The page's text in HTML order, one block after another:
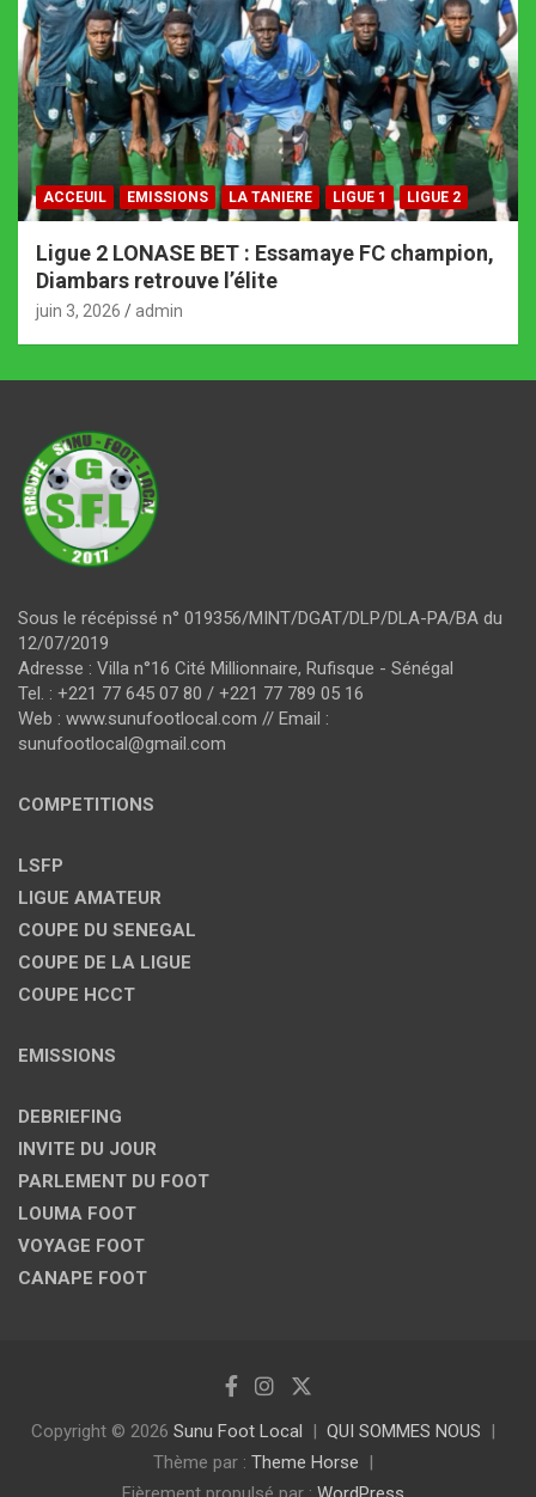
ACCEUIL EMISSIONS LA TANIERE LIGUE 1 LIGUE 2
Ligue 2 LONASE BET : Essamaye FC champion,
Diambars retrouve l’élite
juin 3, 2026 admin
Sous le récépissé n° 019356/MINT/DGAT/DLP/DLA-PA/BA du
12/07/2019
Adresse : Villa n°16 Cité Millionnaire, Rufisque - Sénégal
Tel. : +221 77 645 07 80 / +221 77 789 05 16
Web : www.sunufootlocal.com // Email :
sunufootlocal@gmail.com
COMPETITIONS
LSFP
LIGUE AMATEUR
COUPE DU SENEGAL
COUPE DE LA LIGUE
COUPE HCCT
EMISSIONS
DEBRIEFING
INVITE DU JOUR
PARLEMENT DU FOOT
LOUMA FOOT
VOYAGE FOOT
CANAPE FOOT
Copyright © 2026 Sunu Foot Local
QUI SOMMES NOUS
Thème par : Theme Horse